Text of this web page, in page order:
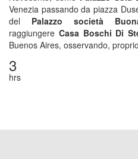
Venezia passando da piazza
del Palazzo società
raggiungere Casa Boschi Di
Buenos Aires, osservando,
3
hrs